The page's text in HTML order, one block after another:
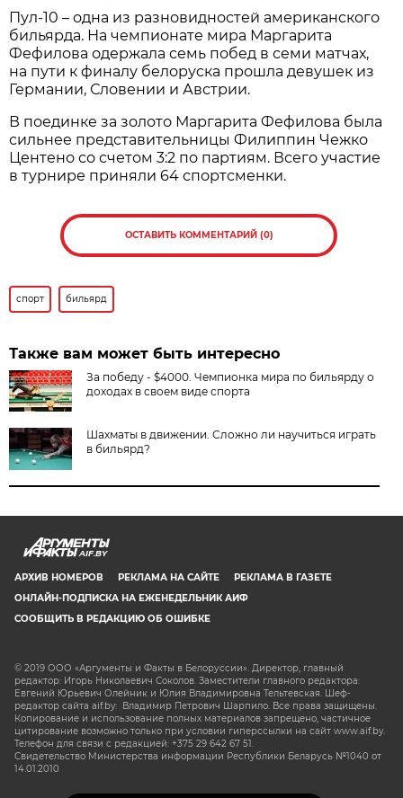
Пул-10 – одна из разновидностей американского
бильярда. На чемпионате мира Маргарита
Фефилова одержала семь побед в семи матчах,
на пути к финалу белоруска прошла девушек из
Германии, Словении и Австрии.
В поединке за золото Маргарита Фефилова была
сильнее представительницы Филиппин Чежко
Центено со счетом 3:2 по партиям. Всего участие
в турнире приняли 64 спортсменки.
ОСТАВИТЬ КОММЕНТАРИЙ (0)
спорт бильярд
Также вам может быть интересно
За победу - $4000. Чемпионка мира по бильярду о
доходах в своем виде спорта
Шахматы в движении. Сложно ли научиться играть
в бильярд?
AIF.BY
АРХИВ НОМЕРОВ РЕКЛАМА НА САЙТЕ
РЕКЛАМА В ГАЗЕТЕ
ОНЛАЙН-ПОДПИСКА НА ЕЖЕНЕДЕЛЬНИК АИФ
СООБЩИТЬ В РЕДАКЦИЮ ОБ ОШИБКЕ
© 2019 ООО «Аргументы и Факты в Белоруссии». Директор, главный
редактор: Игорь Николаевич Соколов. Заместители главного редактора:
Евгений Юрьевич Олейник и Юлия Владимировна Тельтевская. Шеф-
редактор сайта aif.by: Владимир Петрович Шарпило. Все права защищены.
Копирование и использование полных материалов запрещено, частичное
цитирование возможно только при условии гиперссылки на сайт www.aif.by.
Телефон для связи с редакцией: +375 29 642 67 51.
Свидетельство Министерства информации Республики Беларусь №1040 от
14.01.2010